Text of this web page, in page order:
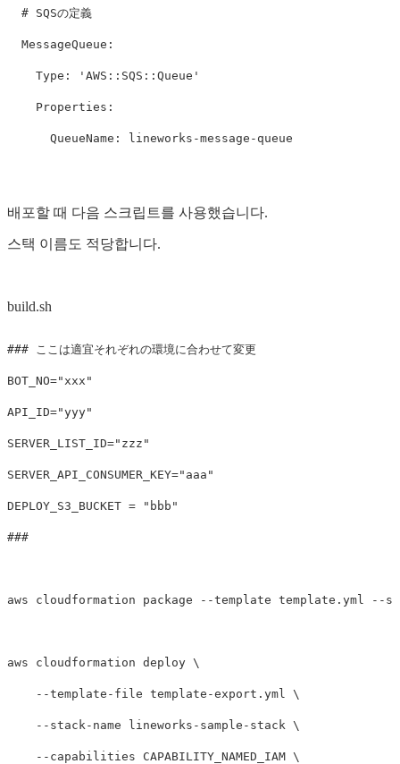
# SQSの定義
MessageQueue :
Type : ' AWS::SQS::Queue'
Properties :
QueueName : lineworks-message-queue
배포할 때 다음 스크립트를 사용했습니다.
스택 이름도 적당합니다.
build.sh
### ここは適宜それぞれの環境に合わせて変更
BOT_NO="xxx"
API_ID="yyy"
SERVER_LIST_ID="zzz"
SERVER_API_CONSUMER_KEY="aaa"
DEPLOY_S3_BUCKET = "bbb"
###
aws cloudformation package --template template.yml --
aws cloudformation deploy \
--template-file template-export.yml \
--stack-name lineworks-sample-stack \
--capabilities CAPABILITY_NAMED_IAM \